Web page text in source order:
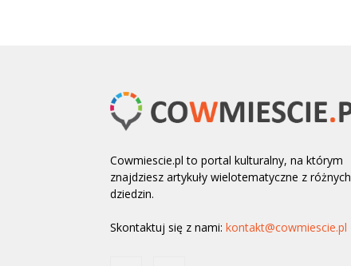
Cowmiescie.pl to portal kulturalny, na którym
znajdziesz artykuły wielotematyczne z różnych
dziedzin.
Skontaktuj się z nami: kontakt@cowmiescie.pl